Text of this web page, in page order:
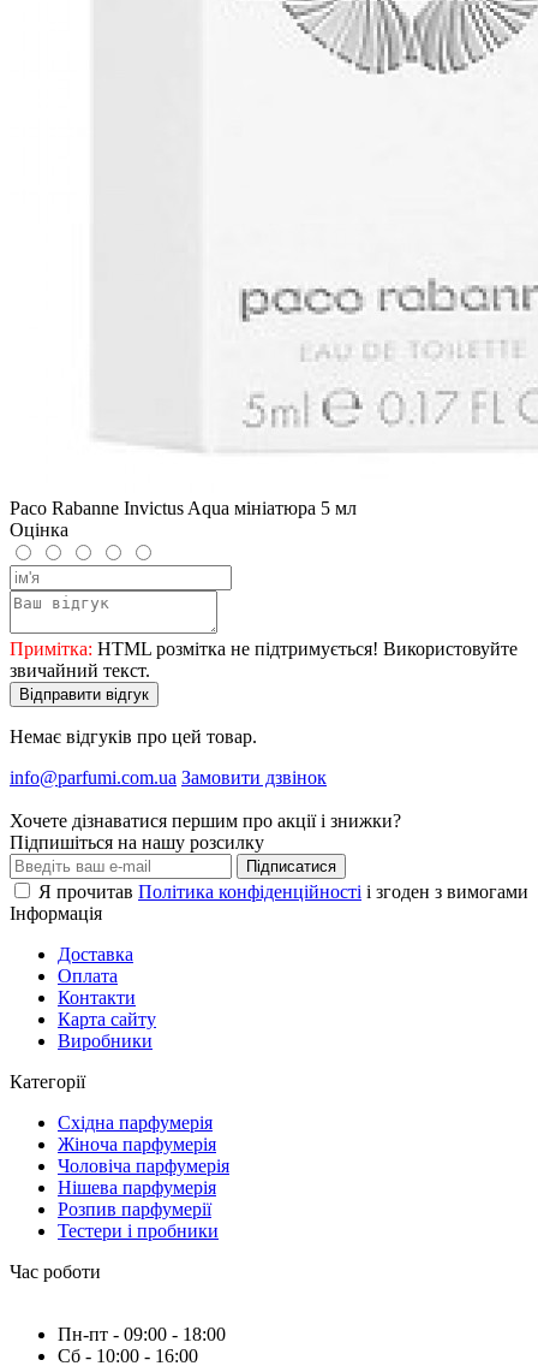
Paco Rabanne Invictus Aqua мініатюра 5 мл
Оцінка
Примітка: HTML розмітка не підтримується! Використовуйте
звичайний текст.
Відправити відгук
Немає відгуків про цей товар.
info@parfumi.com.ua Замовити дзвінок
Хочете дізнаватися першим про акції і знижки?
Підпишіться на нашу розсилку
Підписатися
Я прочитав Політика конфіденційності і згоден з вимогами
Інформація
Доставка
Оплата
Контакти
Карта сайту
Виробники
Категорії
Східна парфумерія
Жіноча парфумерія
Чоловіча парфумерія
Нішева парфумерія
Розпив парфумерії
Тестери і пробники
Час роботи
Пн-пт - 09:00 - 18:00
Сб - 10:00 - 16:00